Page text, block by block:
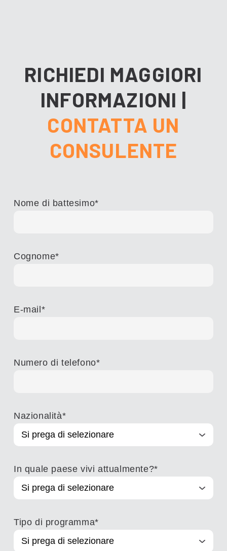
RICHIEDI MAGGIORI
INFORMAZIONI |
CONTATTA UN
CONSULENTE
Nome di battesimo*
Cognome*
E-mail*
Numero di telefono*
Nazionalità*
In quale paese vivi attualmente?*
Tipo di programma*